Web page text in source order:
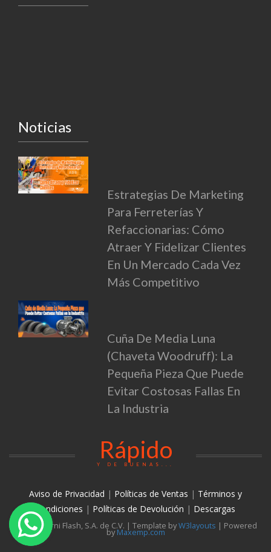
Noticias
Estrategias De Marketing
Para Ferreterías Y
Refaccionarias: Cómo
Atraer Y Fidelizar Clientes
En Un Mercado Cada Vez
Más Competitivo
Cuña De Media Luna
(Chaveta Woodruff): La
Pequeña Pieza Que Puede
Evitar Costosas Fallas En
La Industria
Rápido
Y DE BUENAS...
Aviso de Privacidad | Políticas de Ventas | Términos y
condiciones | Políticas de Devolución | Descargas
© 2026 Torni Flash, S.A. de C.V. | Template byW3layouts | Powered
byMaxemp.com